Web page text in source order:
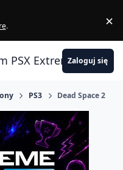
. ×
PSX ExtremeZaloguj się
PS3 Dead Space 2